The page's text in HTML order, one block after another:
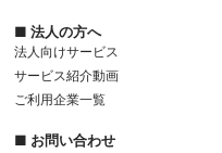
■ 法人の方へ
法人向けサービス
サービス紹介動画
ご利用企業一覧
■ お問い合わせ